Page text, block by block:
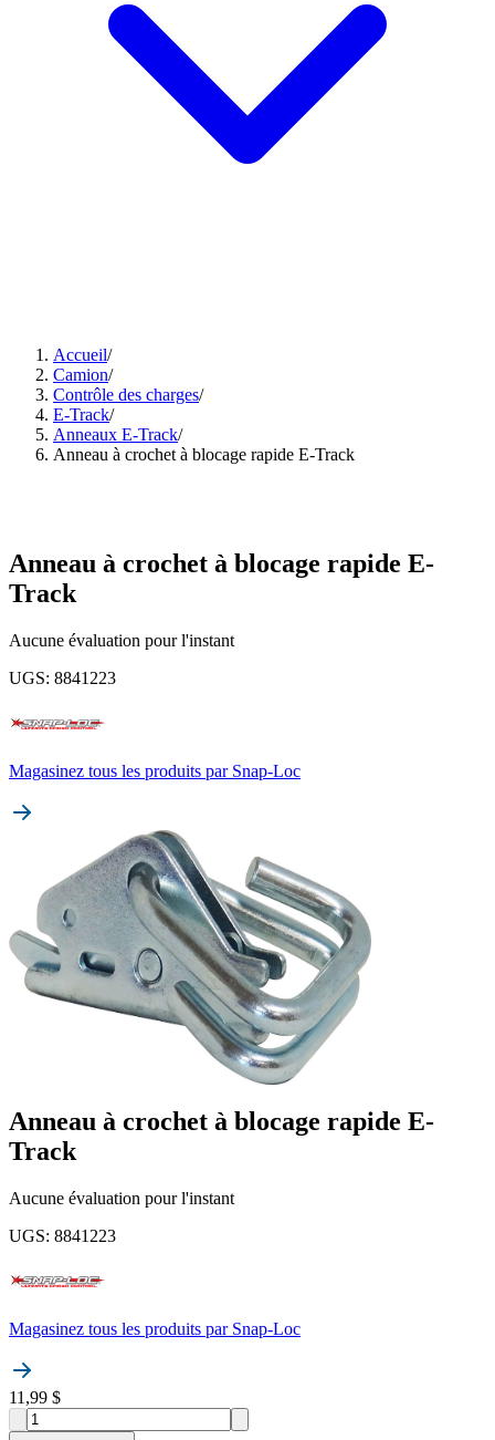
Accueil/
Camion/
Contrôle des charges/
E-Track/
Anneaux E-Track/
Anneau à crochet à blocage rapide E-Track
Anneau à crochet à blocage rapide E-
Track
Aucune évaluation pour l'instant
UGS: 8841223
Magasinez tous les produits par Snap-Loc
Anneau à crochet à blocage rapide E-
Track
Aucune évaluation pour l'instant
UGS: 8841223
Magasinez tous les produits par Snap-Loc
11,99 $